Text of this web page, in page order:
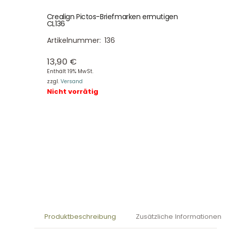
Crealign Pictos-Briefmarken ermutigen
CL136
Artikelnummer: 136
13,90 €
Enthält 19% MwSt.
zzgl. Versand
Nicht vorrätig
Produktbeschreibung Zusätzliche Informationen